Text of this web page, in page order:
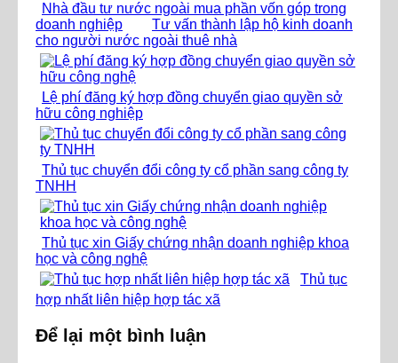
Nhà đầu tư nước ngoài mua phần vốn góp trong
doanh nghiệp
Tư vấn thành lập hộ kinh doanh
cho người nước ngoài thuê nhà
Lệ phí đăng ký hợp đồng chuyển giao quyền sở
hữu công nghiệp
Thủ tục chuyển đổi công ty cổ phần sang công ty
TNHH
Thủ tục xin Giấy chứng nhận doanh nghiệp khoa
học và công nghệ
Thủ tục
hợp nhất liên hiệp hợp tác xã
Để lại một bình luận